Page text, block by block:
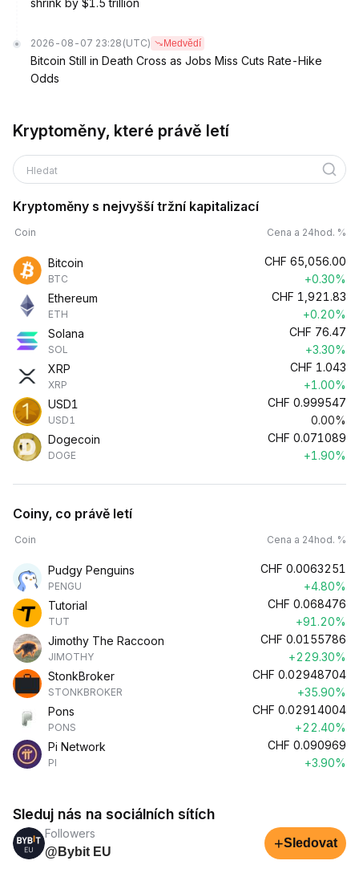
shrink by $1.5 trillion
2026-08-07 23:28 (UTC) Medvědí
Bitcoin Still in Death Cross as Jobs Miss Cuts Rate-Hike
Odds
Kryptoměny, které právě letí
Hledat
Kryptoměny s nejvyšší tržní kapitalizací
Coin Cena a 24hod. %
Bitcoin
BTC
CHF 65,056.00
+0.30%
Ethereum
ETH
CHF 1,921.83
+0.20%
Solana
SOL
CHF 76.47
+3.30%
XRP
XRP
CHF 1.043
+1.00%
USD1
USD1
CHF 0.999547
0.00%
Dogecoin
DOGE
CHF 0.071089
+1.90%
Coiny, co právě letí
Coin Cena a 24hod. %
Pudgy Penguins
PENGU
CHF 0.0063251
+4.80%
Tutorial
TUT
CHF 0.068476
+91.20%
Jimothy The Raccoon
JIMOTHY
CHF 0.0155786
+229.30%
StonkBroker
STONKBROKER
CHF 0.02948704
+35.90%
Pons
PONS
CHF 0.02914004
+22.40%
Pi Network
PI
CHF 0.090969
+3.90%
Sleduj nás na sociálních sítích
Followers
@Bybit EU
+Sledovat